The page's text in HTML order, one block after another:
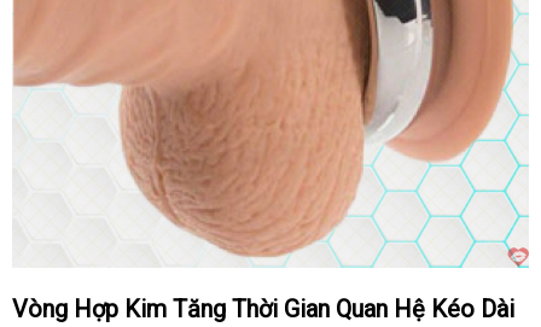
Vòng Hợp Kim Tăng Thời Gian Quan Hệ Kéo Dài